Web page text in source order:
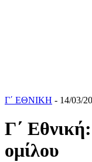
Γ΄ ΕΘΝΙΚΗ - 14/03/
Γ΄
ομίλου